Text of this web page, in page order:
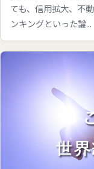
ても、信用拡大、不
ンキングといった論...